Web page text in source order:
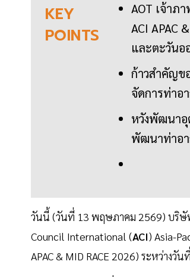
KEY
POINTS
AOT เจ้าภ
ACI APAC
และตะวันอ
ก้าวสำคัญข
จัดการท่าอ
หวังพัฒนาอุ
พัฒนาท่าอา
วันนี้ (วันที่ 13 พฤษภาคม 2569) บริษั
Council International (ACI) Asia-
APAC & MID RACE 2026) ระหว่า